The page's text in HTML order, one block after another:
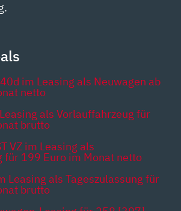
im Leasing als Neuwagen ab
netto
als Vorlauffahrzeug für
brutto
VZ im Leasing als
für 199 Euro im Monat netto
Leasing als Tageszulassung für
brutto